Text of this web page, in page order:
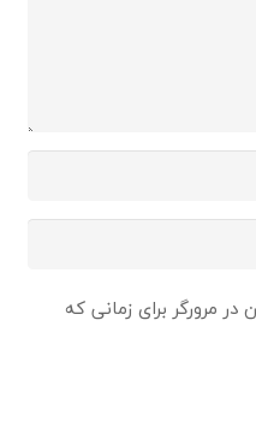
مرورگر برای زمانی که